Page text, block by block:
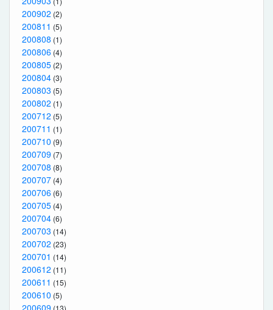
200902 (2)
200811 (5)
200808 (1)
200806 (4)
200805 (2)
200804 (3)
200803 (5)
200802 (1)
200712 (5)
200711 (1)
200710 (9)
200709 (7)
200708 (8)
200707 (4)
200706 (6)
200705 (4)
200704 (6)
200703 (14)
200702 (23)
200701 (14)
200612 (11)
200611 (15)
200610 (5)
200609 (13)